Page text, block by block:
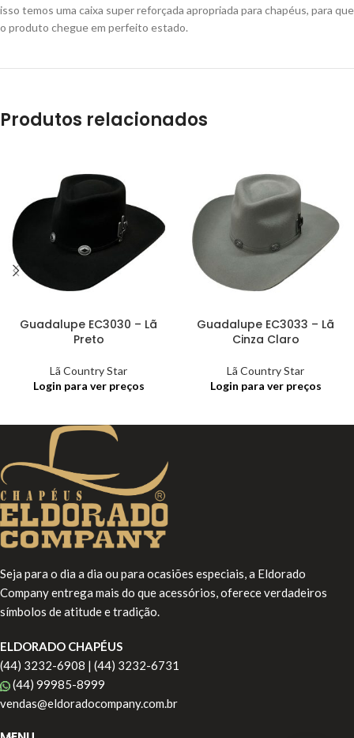
isso temos uma caixa super reforçada apropriada para chapéus, para que
o produto chegue em perfeito estado.
Produtos relacionados
Guadalupe EC3030 – Lã
Preto
Lã Country Star
Login para ver preços
Guadalupe EC3033 – Lã
Cinza Claro
Lã Country Star
Login para ver preços
Seja para o dia a dia ou para ocasiões especiais, a Eldorado
Company entrega mais do que acessórios, oferece verdadeiros
símbolos de atitude e tradição.
ELDORADO CHAPÉUS
(44) 3232-6908 | (44) 3232-6731
(44) 99985-8999
vendas@eldoradocompany.com.br